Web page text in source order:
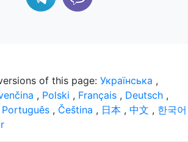
of this page: Українська ,
, Polski , Français , Deutsch ,
Português , Čeština , 日本 , 中文 , 한국어